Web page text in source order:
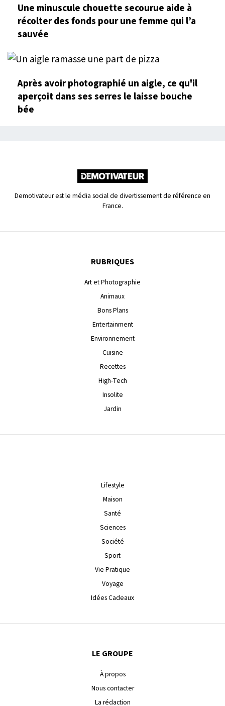
Une minuscule chouette secourue aide à
récolter des fonds pour une femme qui l’a
sauvée
Après avoir photographié un aigle, ce qu'il
aperçoit dans ses serres le laisse bouche
bée
Demotivateur est le média social de divertissement de référence en
France.
RUBRIQUES
Art et Photographie
Animaux
Bons Plans
Entertainment
Environnement
Cuisine
Recettes
High-Tech
Insolite
Jardin
Lifestyle
Maison
Santé
Sciences
Société
Sport
Vie Pratique
Voyage
Idées Cadeaux
LE GROUPE
À propos
Nous contacter
La rédaction